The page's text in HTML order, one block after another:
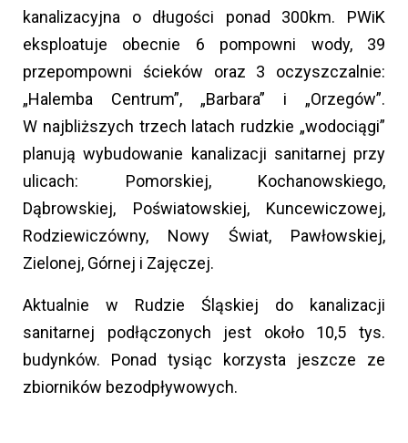
kanalizacyjna o długości ponad 300km. PWiK
eksploatuje obecnie 6 pompowni wody, 39
przepompowni ścieków oraz 3 oczyszczalnie:
„Halemba Centrum”, „Barbara” i „Orzegów”.
W najbliższych trzech latach rudzkie „wodociągi”
planują wybudowanie kanalizacji sanitarnej przy
ulicach: Pomorskiej, Kochanowskiego,
Dąbrowskiej, Poświatowskiej, Kuncewiczowej,
Rodziewiczówny, Nowy Świat, Pawłowskiej,
Zielonej, Górnej i Zajęczej.
Aktualnie w Rudzie Śląskiej do kanalizacji
sanitarnej podłączonych jest około 10,5 tys.
budynków. Ponad tysiąc korzysta jeszcze ze
zbiorników bezodpływowych.